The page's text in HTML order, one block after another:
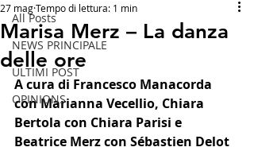
All Posts
NEWS PRINCIPALE
ULTIMI POST
OPINIONS
Marisa Merz – La danza
delle ore
27 magTempo di lettura: 1 min
A cura di Francesco Manacorda
con Marianna Vecellio, Chiara
Bertola con Chiara Parisi e
Beatrice Merz con Sébastien Delot